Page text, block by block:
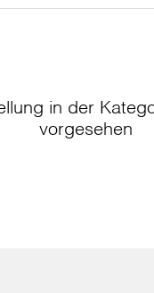
in der
vorgesehen